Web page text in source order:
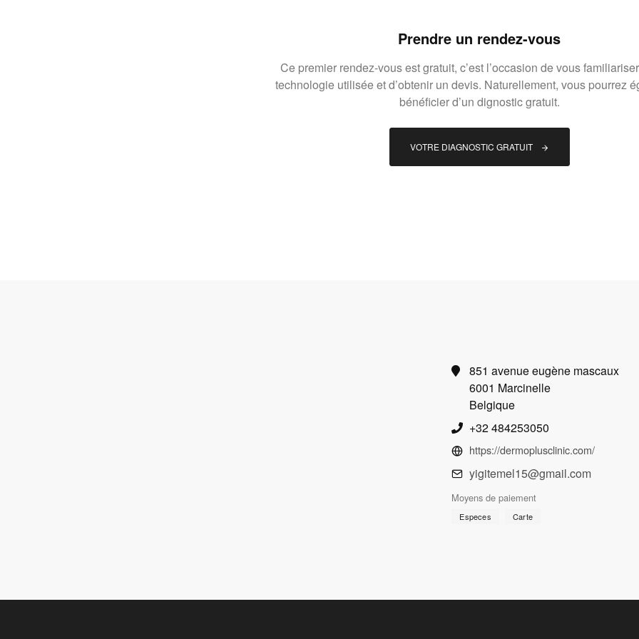
Prendre un rendez-vous
Ce premier rendez-vous est gratuit, c’est l’occasion de vous
technologie utilisée et d’obtenir un devis. Naturellement, vous pourrez
bénéficier d’un dignostic gratuit.
VOTRE DIAGNOSTIC GRATUIT
851 avenue eugène mascaux
6001 Marcinelle
Belgique
+32 484253050
https://dermoplusclinic.com/
yigitemel15@gmail.com
Moyens de paiement
Especes Carte